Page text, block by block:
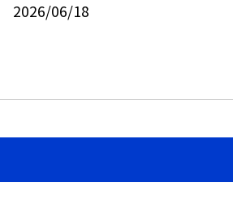
2026/06/18